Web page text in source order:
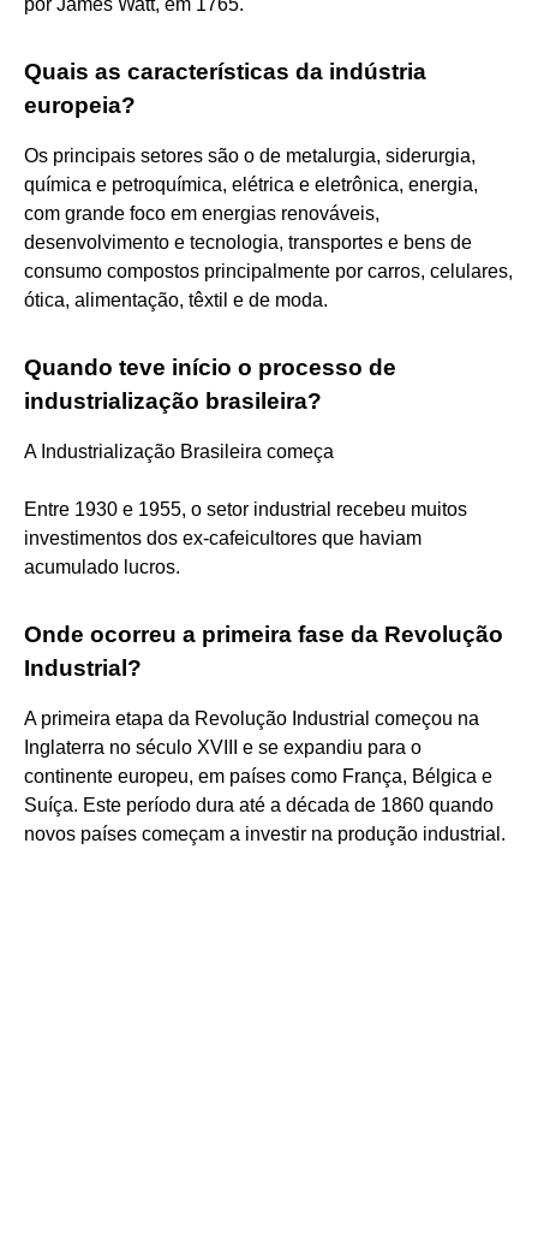
Quais as características da indústria
europeia?
Os principais setores são o de metalurgia, siderurgia,
química e petroquímica, elétrica e eletrônica, energia,
com grande foco em energias renováveis,
desenvolvimento e tecnologia, transportes e bens de
consumo compostos principalmente por carros, celulares,
ótica, alimentação, têxtil e de moda.
Quando teve início o processo de
industrialização brasileira?
A Industrialização Brasileira começa
Entre 1930 e 1955, o setor industrial recebeu muitos
investimentos dos ex-cafeicultores que haviam
acumulado lucros.
Onde ocorreu a primeira fase da Revolução
Industrial?
A primeira etapa da Revolução Industrial começou na
Inglaterra no século XVIII e se expandiu para o
continente europeu, em países como França, Bélgica e
Suíça. Este período dura até a década de 1860 quando
novos países começam a investir na produção industrial.